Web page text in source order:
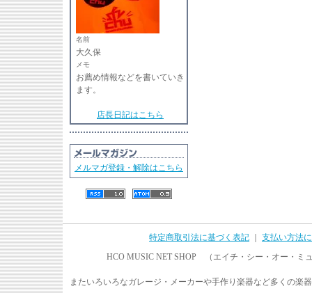
名前
大久保
メモ
お薦め情報などを書いていき
ます。
店長日記はこちら
メルマガ登録・解除はこちら
特定商取引法に基づく表記
支払い方法
HCO MUSIC NET SHOP （エイチ・シー・オー・ミ
またいろいろなガレージ・メーカーや手作り楽器など多くの楽